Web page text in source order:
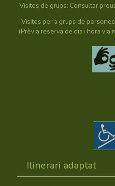
·Visites de grups: Consultar
. Visites per a grups de
(Prèvia reserva de dia i hora via
Itinerari adaptat